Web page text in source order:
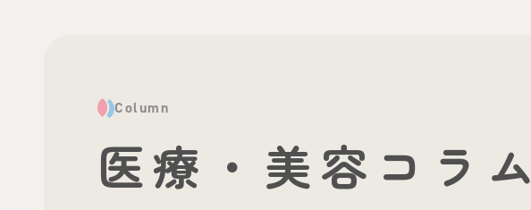
Column
医療・美容コラム